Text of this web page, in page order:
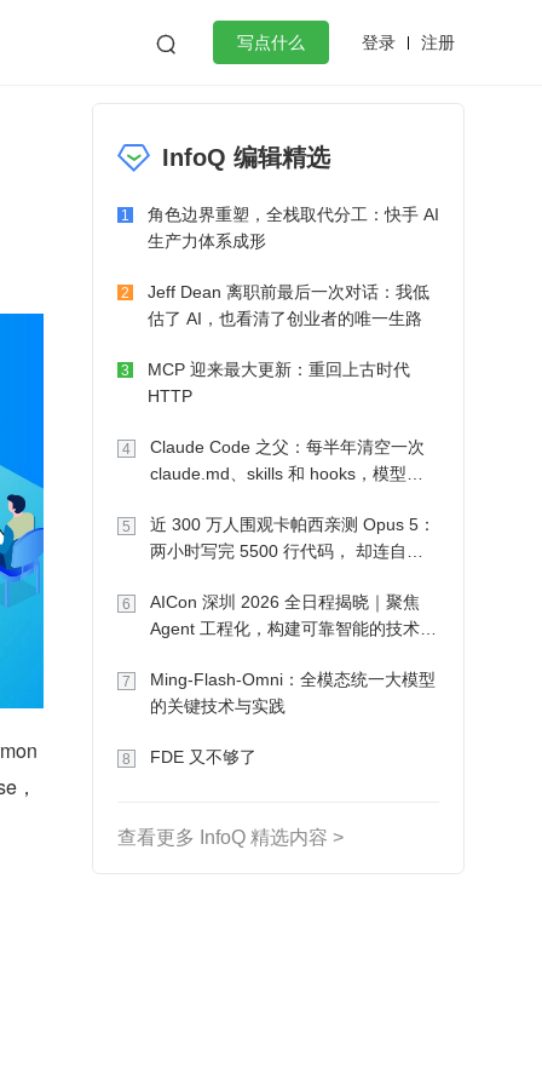
 写点什么 登录 注册
微服务架构 flutter
，
InfoQ 编辑精选
1
角色边界重塑，全栈取代分工：快手 AI
生产力体系成形
2
Jeff Dean 离职前最后一次对话：我低
估了 AI，也看清了创业者的唯一生路
3
MCP 迎来最大更新：重回上古时代
HTTP
4
Claude Code 之父：每半年清空一次
claude.md、skills 和 hooks，模型自
5
近 300 万人围观卡帕西亲测 Opus 5：
两小时写完 5500 行代码， 却连自己
6
AICon 深圳 2026 全日程揭晓｜聚焦
Agent 工程化，构建可靠智能的技术路
7
Ming-Flash-Omni：全模态统一大模型
的关键技术与实践
8 FDE 又不够了
查看更多 InfoQ 精选内容 >